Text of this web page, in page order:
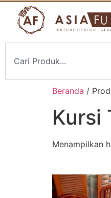
Beranda /
Kursi
Menampilkan